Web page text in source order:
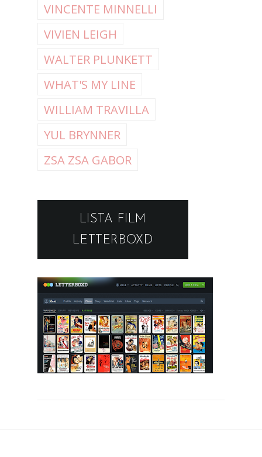
VINCENTE MINNELLI
VIVIEN LEIGH
WALTER PLUNKETT
WHAT'S MY LINE
WILLIAM TRAVILLA
YUL BRYNNER
ZSA ZSA GABOR
LISTA FILM
LETTERBOXD